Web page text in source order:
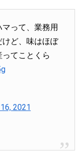
って、業務用
ど、味はほぼ
てことくら
2021